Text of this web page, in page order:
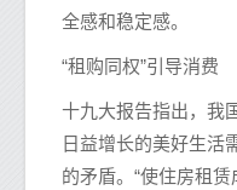
全感和稳定感。
“租购同权”引导消费
十九大报告指出，我
日益增长的美好生活
的矛盾。“使住房租